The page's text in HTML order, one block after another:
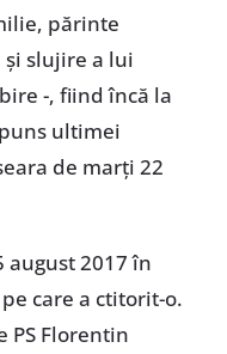
părinte
slujire a lui
-, fiind încă la
ultimei
de marți 22
2017 în
care a ctitorit-o.
PS Florentin